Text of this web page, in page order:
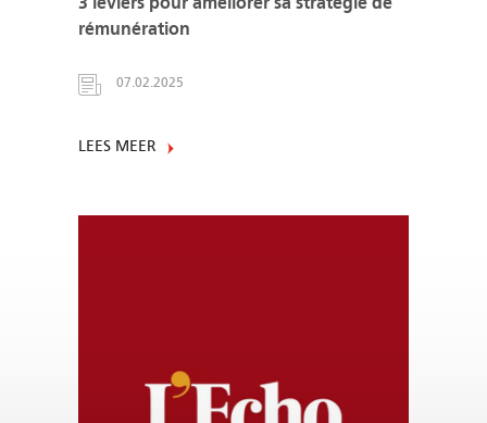
rémunération
07.02.2025
LEES MEER